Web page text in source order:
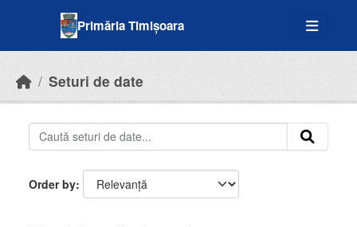
Primăria Timișoara
Seturi de date
Order by